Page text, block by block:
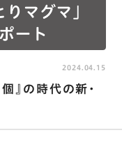
』の時代の新･
2024.04.15